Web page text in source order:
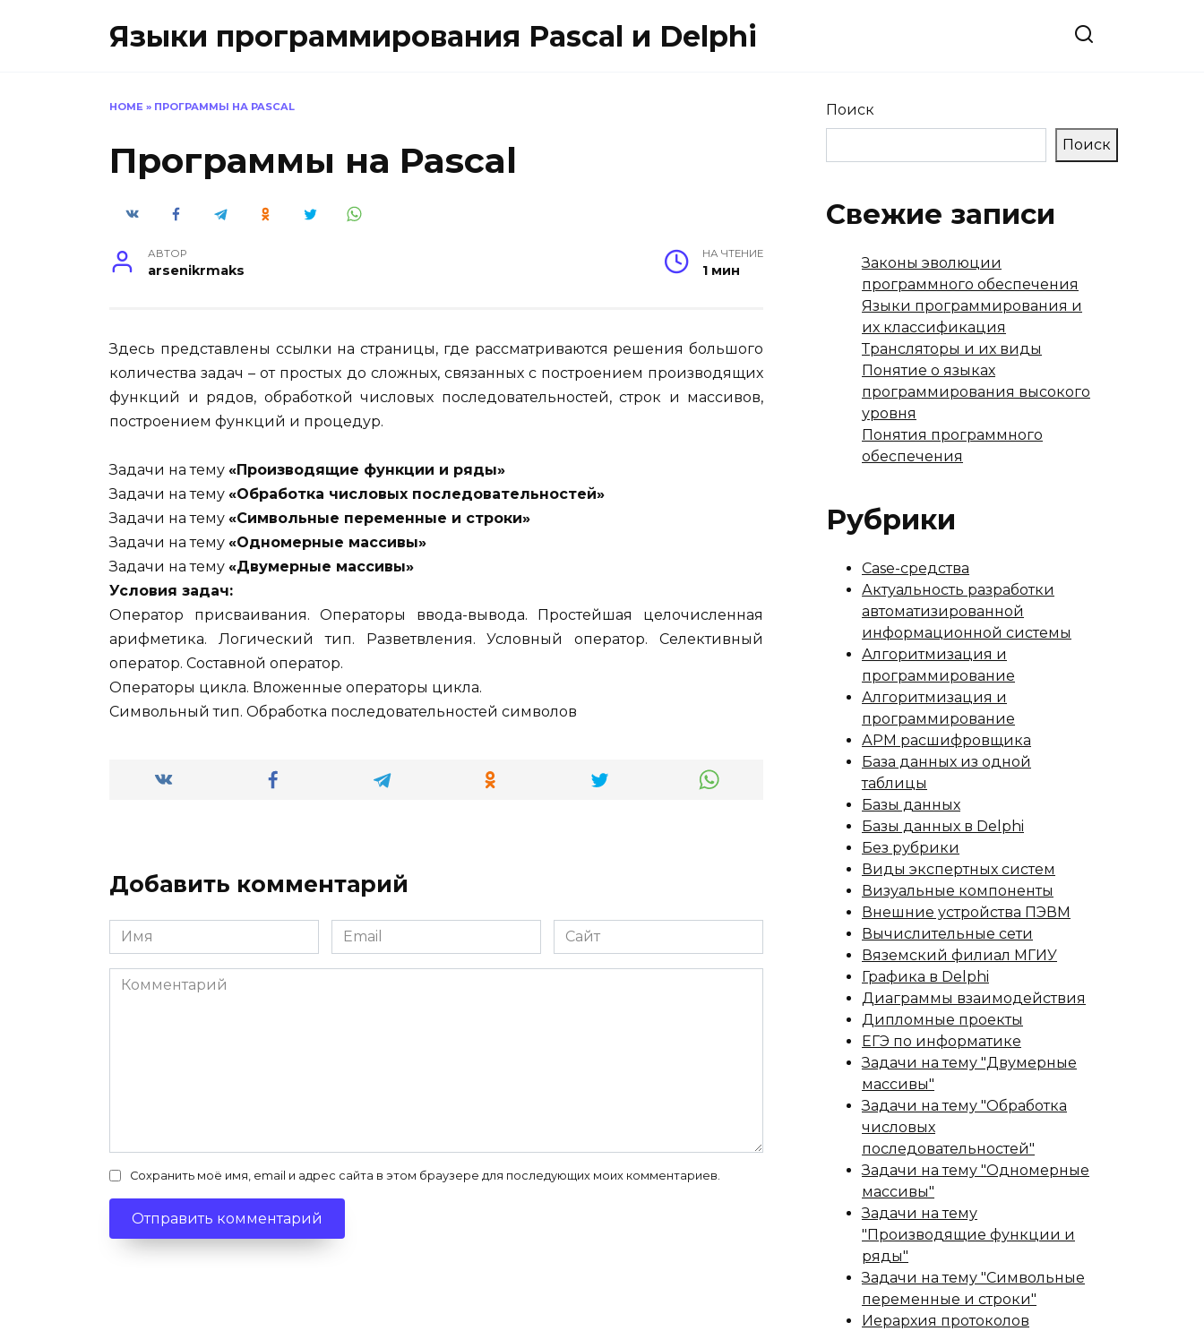
Языки программирования Pascal и Delphi
HOME » ПРОГРАММЫ НА PASCAL
Программы на Pascal
АВТОР
arsenikrmaks
НА ЧТЕНИЕ
1 мин
Здесь представлены ссылки на страницы, где рассматриваются решения большого
количества задач – от простых до сложных, связанных с построением производящих
функций и рядов, обработкой числовых последовательностей, строк и массивов,
построением функций и процедур.
Задачи на тему «Производящие функции и ряды»
Задачи на тему «Обработка числовых последовательностей»
Задачи на тему «Символьные переменные и строки»
Задачи на тему «Одномерные массивы»
Задачи на тему «Двумерные массивы»
Условия задач:
Оператор присваивания. Операторы ввода-вывода. Простейшая целочисленная
арифметика. Логический тип. Разветвления. Условный оператор. Селективный
оператор. Составной оператор.
Операторы цикла. Вложенные операторы цикла.
Символьный тип. Обработка последовательностей символов
Добавить комментарий
Имя
*
Email
*
Сайт
Комментарий
Сохранить моё имя, email и адрес сайта в этом браузере для последующих моих комментариев.
Поиск
Поиск
Свежие записи
Законы эволюции
программного обеспечения
Языки программирования и
их классификация
Трансляторы и их виды
Понятие о языках
программирования высокого
уровня
Понятия программного
обеспечения
Рубрики
Case-средства
Актуальность разработки
автоматизированной
информационной системы
Алгоритмизация и
программирование
Алгоритмизация и
программирование
АРМ расшифровщика
База данных из одной
таблицы
Базы данных
Базы данных в Delphi
Без рубрики
Виды экспертных систем
Визуальные компоненты
Внешние устройства ПЭВМ
Вычислительные сети
Вяземский филиал МГИУ
Графика в Delphi
Диаграммы взаимодействия
Дипломные проекты
ЕГЭ по информатике
Задачи на тему "Двумерные
массивы"
Задачи на тему "Обработка
числовых
последовательностей"
Задачи на тему "Одномерные
массивы"
Задачи на тему
"Производящие функции и
ряды"
Задачи на тему "Символьные
переменные и строки"
Иерархия протоколов